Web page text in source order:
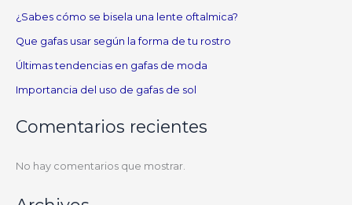
¿Sabes cómo se bisela una lente oftalmica?
Que gafas usar según la forma de tu rostro
Últimas tendencias en gafas de moda
Importancia del uso de gafas de sol
Comentarios recientes
No hay comentarios que mostrar.